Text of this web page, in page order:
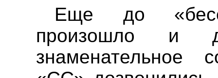
Еще до
произошло и
знаменательное